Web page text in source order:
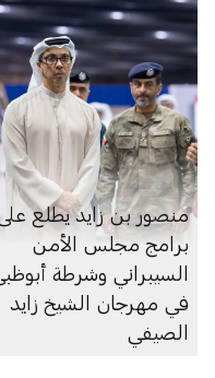
منصور بن زايد يطلع على
برامج مجلس الأمن
السيبراني وشرطة أبوظبي
في مهرجان الشيخ زايد
الصيفي